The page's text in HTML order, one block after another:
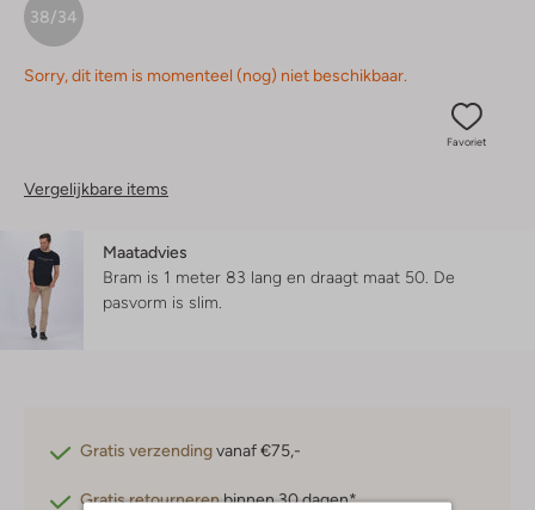
38/34
Sorry, dit item is momenteel (nog) niet beschikbaar.
Favoriet
Vergelijkbare items
Maatadvies
Bram is 1 meter 83 lang en draagt maat 50. De
pasvorm is slim
Gratis verzendingvanaf €75,-
Gratis retournerenbinnen 30 dagen*